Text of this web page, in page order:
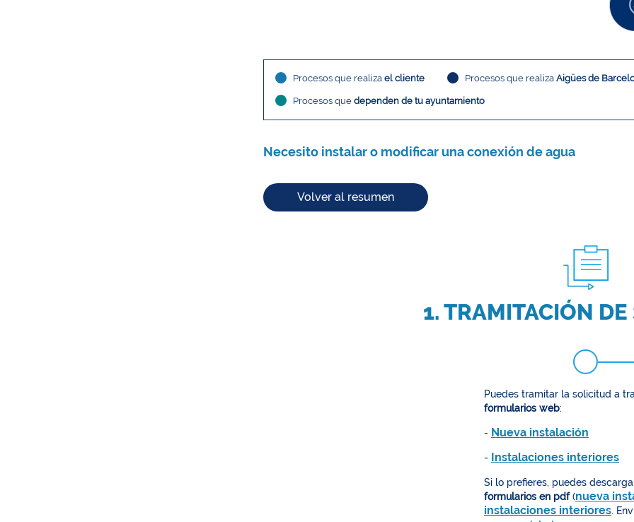
Procesos que realiza el cliente Procesos que realiza Aigües de
Procesos que dependen de tu ayuntamiento
Necesito instalar o modificar una conexión de agua
Volver al resumen
1. TRAMITACIÓN
Puedes tramitar la solicitud a
formularios web:
- Nueva instalación
- Instalaciones interiores
Si lo prefieres, puedes
formularios en pdf(nueva
instalaciones interiores.